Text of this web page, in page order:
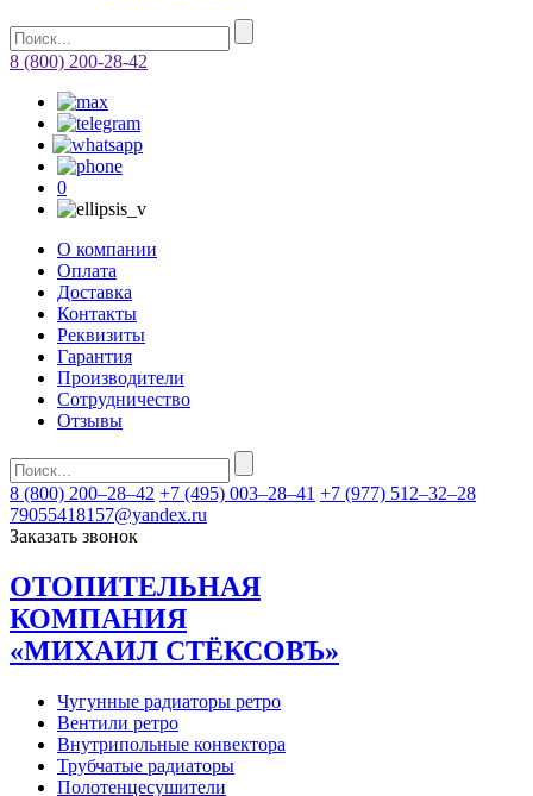
8 (800) 200-28-42
0
О компании
Оплата
Доставка
Контакты
Реквизиты
Гарантия
Производители
Сотрудничество
Отзывы
8 (800) 200–28–42 +7 (495) 003–28–41 +7 (977) 512–32–28
79055418157@yandex.ru
Заказать звонок
ОТОПИТЕЛЬНАЯ
КОМПАНИЯ
«МИХАИЛ СТЁКСОВЪ»
Чугунные радиаторы ретро
Вентили ретро
Внутрипольные конвектора
Трубчатые радиаторы
Полотенцесушители